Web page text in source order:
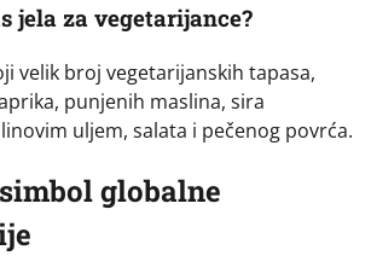
jela za vegetarijance?
velik broj vegetarijanskih tapasa,
punjenih maslina, sira
uljem, salata i pečenog povrća.
globalne